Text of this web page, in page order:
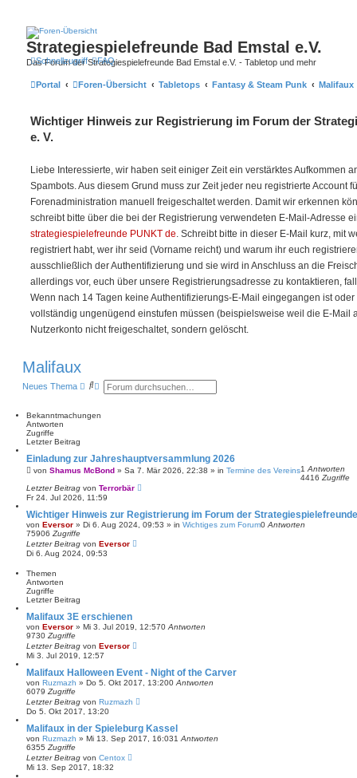
Strategiespielefreunde Bad Emstal e.V.
Das Forum der Strategiespielefreunde Bad Emstal e.V. - Tabletop und mehr
Schnellzugriff FAQ
Portal Foren-Übersicht Tabletops Fantasy & Steam Punk Malifaux
Wichtiger Hinweis zur Registrierung im Forum der
e. V.
Liebe Interessierte, wir haben seit einiger Zeit ein verstärktes Aufkommen
Spambots. Aus diesem Grund muss zur Zeit jeder neu registrierte Account
Forenadministration manuell freigeschaltet werden. Damit wir erkennen
schreibt bitte über die bei der Registrierung verwendeten E-Mail-Adresse
strategiespielefreunde PUNKT de. Schreibt bitte in dieser E-Mail kurz, mit
registriert habt, wer ihr seid (Vorname reicht) und warum ihr euch
ausschließlich der Authentifizierung und sie wird in Anschluss an die
allerdings vor, euch über unsere Registrierungsadresse zu kontaktieren,
Wenn nach 14 Tagen keine Authentifizierungs-E-Mail eingegangen ist
vollständig ungenügend einstufen müssen (beispielsweise weil die E-Mail
Nutzerkonto nicht freigeschaltet, sondern gelöscht.
Malifaux
Neues Thema
S
h
E
e
t
e
u
c
e
Bekanntmachungen
Antworten
Zugriffe
Letzter Beitrag
Einladung zur Jahreshauptversammlung 2026
von Shamus McBond » Sa 7. Mär 2026, 22:38 » in Termine des Vereins1 Antworten
4416 Zugriffe
Letzter Beitrag von Terrorbär
Fr 24. Jul 2026, 11:59
Wichtiger Hinweis zur Registrierung im Forum der
von Eversor » Di 6. Aug 2024, 09:53 » in Wichtiges zum Forum0 Antworten
75906 Zugriffe
Letzter Beitrag von Eversor
Di 6. Aug 2024, 09:53
Themen
Antworten
Zugriffe
Letzter Beitrag
Malifaux 3E erschienen
von Eversor » Mi 3. Jul 2019, 12:570 Antworten
9730 Zugriffe
Letzter Beitrag von Eversor
Mi 3. Jul 2019, 12:57
Malifaux Halloween Event - Night of the Carver
von Ruzmazh » Do 5. Okt 2017, 13:200 Antworten
6079 Zugriffe
Letzter Beitrag von Ruzmazh
Do 5. Okt 2017, 13:20
Malifaux in der Spieleburg Kassel
von Ruzmazh » Mi 13. Sep 2017, 16:031 Antworten
6355 Zugriffe
Letzter Beitrag von Centox
Mi 13. Sep 2017, 18:32